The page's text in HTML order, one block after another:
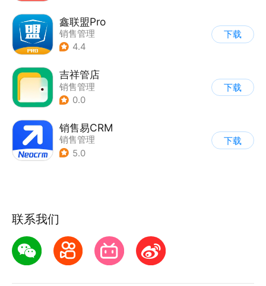
鑫联盟Pro
销售管理
4.4
下载
吉祥管店
销售管理
0.0
下载
销售易CRM
销售管理
5.0
下载
联系我们